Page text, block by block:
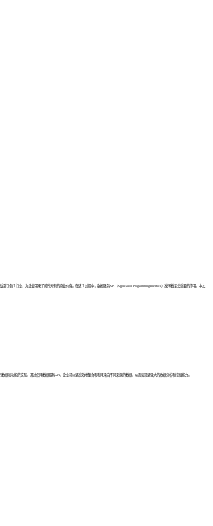
了各个行业，为企业带来了前所未有的商业价值。在这个过程中，数据服务API（Application Programming Interface）发挥着至关重要的作用。本文
据和功能的交互。通过使用数据服务API，企业可以更高效地整合和利用来自不同来源的数据，从而实现更强大的数据分析和挖掘能力。